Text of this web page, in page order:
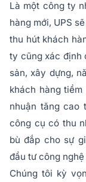
Là một công ty
hàng mới, UPS
thu hút khách
ty cũng xác định
sản, xây dựng,
khách hàng
nhuận tăng cao
công cụ có thu
bù đắp cho sự
đầu tư công
Chúng tôi kỳ